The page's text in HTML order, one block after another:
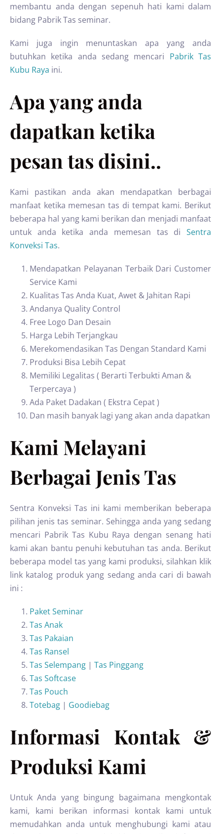
membantu anda dengan sepenuh hati kami dalam
bidang Pabrik Tas seminar.
Kami juga ingin menuntaskan apa yang anda
butuhkan ketika anda sedang mencari Pabrik Tas
Kubu Raya ini.
Apa yang anda
dapatkan ketika
pesan tas disini..
Kami pastikan anda akan mendapatkan berbagai
manfaat ketika memesan tas di tempat kami. Berikut
beberapa hal yang kami berikan dan menjadi manfaat
untuk anda ketika anda memesan tas di Sentra
Konveksi Tas.
Mendapatkan Pelayanan Terbaik Dari Customer
Service Kami
Kualitas Tas Anda Kuat, Awet & Jahitan Rapi
Andanya Quality Control
Free Logo Dan Desain
Harga Lebih Terjangkau
Merekomendasikan Tas Dengan Standard Kami
Produksi Bisa Lebih Cepat
Memiliki Legalitas ( Berarti Terbukti Aman &
Terpercaya )
Ada Paket Dadakan ( Ekstra Cepat )
Dan masih banyak lagi yang akan anda dapatkan
Kami Melayani
Berbagai Jenis Tas
Sentra Konveksi Tas ini kami memberikan beberapa
pilihan jenis tas seminar. Sehingga anda yang sedang
mencari Pabrik Tas Kubu Raya dengan senang hati
kami akan bantu penuhi kebutuhan tas anda. Berikut
beberapa model tas yang kami produksi, silahkan klik
link katalog produk yang sedang anda cari di bawah
ini :
Paket Seminar
Tas Anak
Tas Pakaian
Tas Ransel
Tas Selempang | Tas Pinggang
Tas Softcase
Tas Pouch
Totebag | Goodiebag
Informasi Kontak &
Produksi Kami
Untuk Anda yang bingung bagaimana mengkontak
kami, kami berikan informasi kontak kami untuk
memudahkan anda untuk menghubungi kami atau